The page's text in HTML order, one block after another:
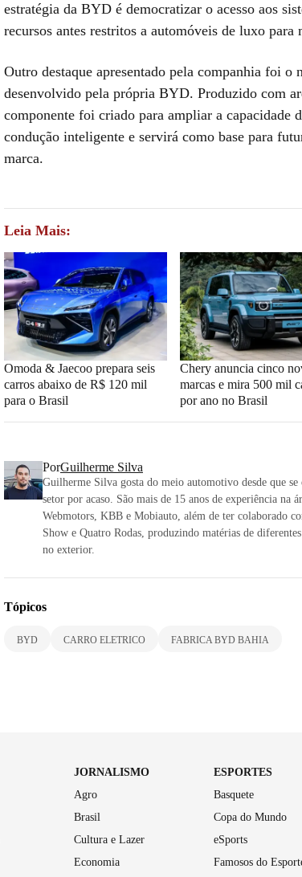
estratégia da BYD é democratizar o acesso aos
recursos antes restritos a automóveis de luxo para
Outro destaque apresentado pela companhia foi
desenvolvido pela própria BYD. Produzido com
componente foi criado para ampliar a capacidade
condução inteligente e servirá como base para
marca.
Leia Mais:
Omoda & Jaecoo prepara seis
carros abaixo de R$ 120 mil
para o Brasil
Chery anuncia cinco
marcas e mira 500 mil
por ano no Brasil
PorGuilherme Silva
Guilherme Silva gosta do meio automotivo desde que
setor por acaso. São mais de 15 anos de experiência na
Webmotors, KBB e Mobiauto, além de ter colaborado
Show e Quatro Rodas, produzindo matérias de
no exterior.
Tópicos
BYD CARRO ELETRICO FABRICA BYD BAHIA
JORNALISMO
Agro
Brasil
Cultura e Lazer
Economia
ESPORTES
Basquete
Copa do Mundo
eSports
Famosos do